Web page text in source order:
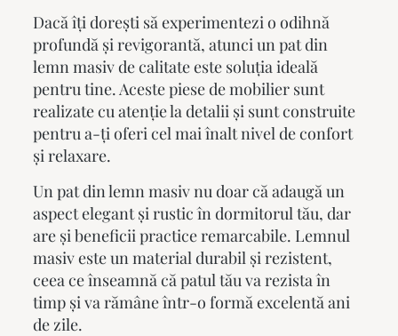
Dacă îți dorești să experimentezi o odihnă
profundă și revigorantă, atunci un pat din
lemn masivde calitate este soluția ideală
pentru tine. Aceste piese de mobilier sunt
realizate cu atenție la detalii și sunt construite
pentru a-ți oferi cel mai înalt nivel de confort
și relaxare.
Un pat din lemn masivnu doar că adaugă un
aspect elegant și rustic în dormitorul tău, dar
are și beneficii practice remarcabile. Lemnul
masiv este un material durabil și rezistent,
ceea ce înseamnă că patul tău va rezista în
timp și va rămâne într-o formă excelentă ani
de zile.